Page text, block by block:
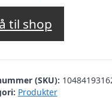
til shop
(SKU):
Produkter